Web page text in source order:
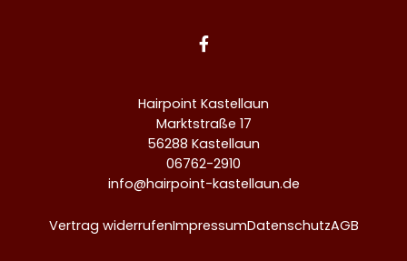

Hairpoint Kastellaun
Marktstraße 17
56288 Kastellaun
06762-2910
info@hairpoint-kastellaun.de
Vertrag widerrufenImpressumDatenschutzAGB